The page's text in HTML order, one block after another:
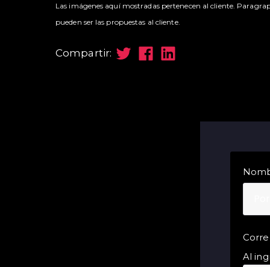
Las imágenes aquí mostradas pertenecen al cliente.
pueden ser las propuestas al cliente.
Compartir:
Al